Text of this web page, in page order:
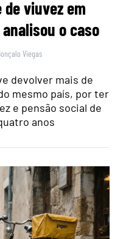
viuvez em
o caso
Viegas
devolver mais de
mesmo país, por ter
e pensão social de
anos